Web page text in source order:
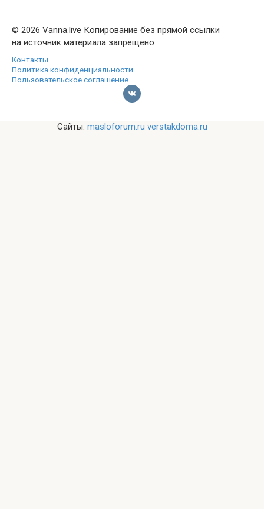
© 2026 Vanna.live Копирование без прямой ссылки
на источник материала запрещено
Контакты
Политика конфиденциальности
Пользовательское соглашение
Сайты: masloforum.ru verstakdoma.ru